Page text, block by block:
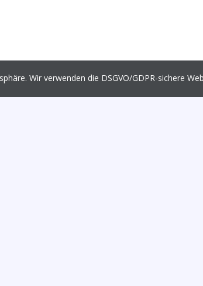
Wir verwenden die DSGVO/GDPR-sichere